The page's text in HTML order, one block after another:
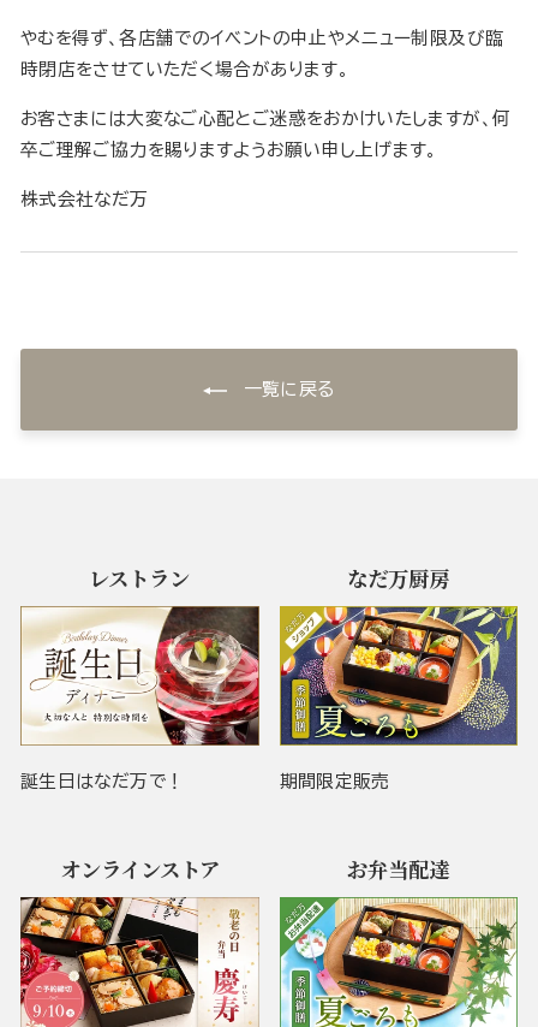
やむを得ず、各店舗でのイベントの中止やメニュー制限及び臨
時閉店をさせていただく場合があります。
お客さまには大変なご心配とご迷惑をおかけいたしますが、何
卒ご理解ご協力を賜りますようお願い申し上げます。
株式会社なだ万
一覧に戻る
レストラン
誕生日はなだ万で！
なだ万厨房
期間限定販売
オンラインストア お弁当配達